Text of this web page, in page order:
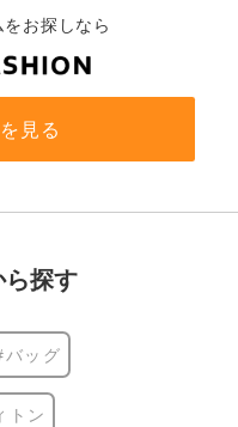
お探しなら
見る
ら探す
バッグ
トン